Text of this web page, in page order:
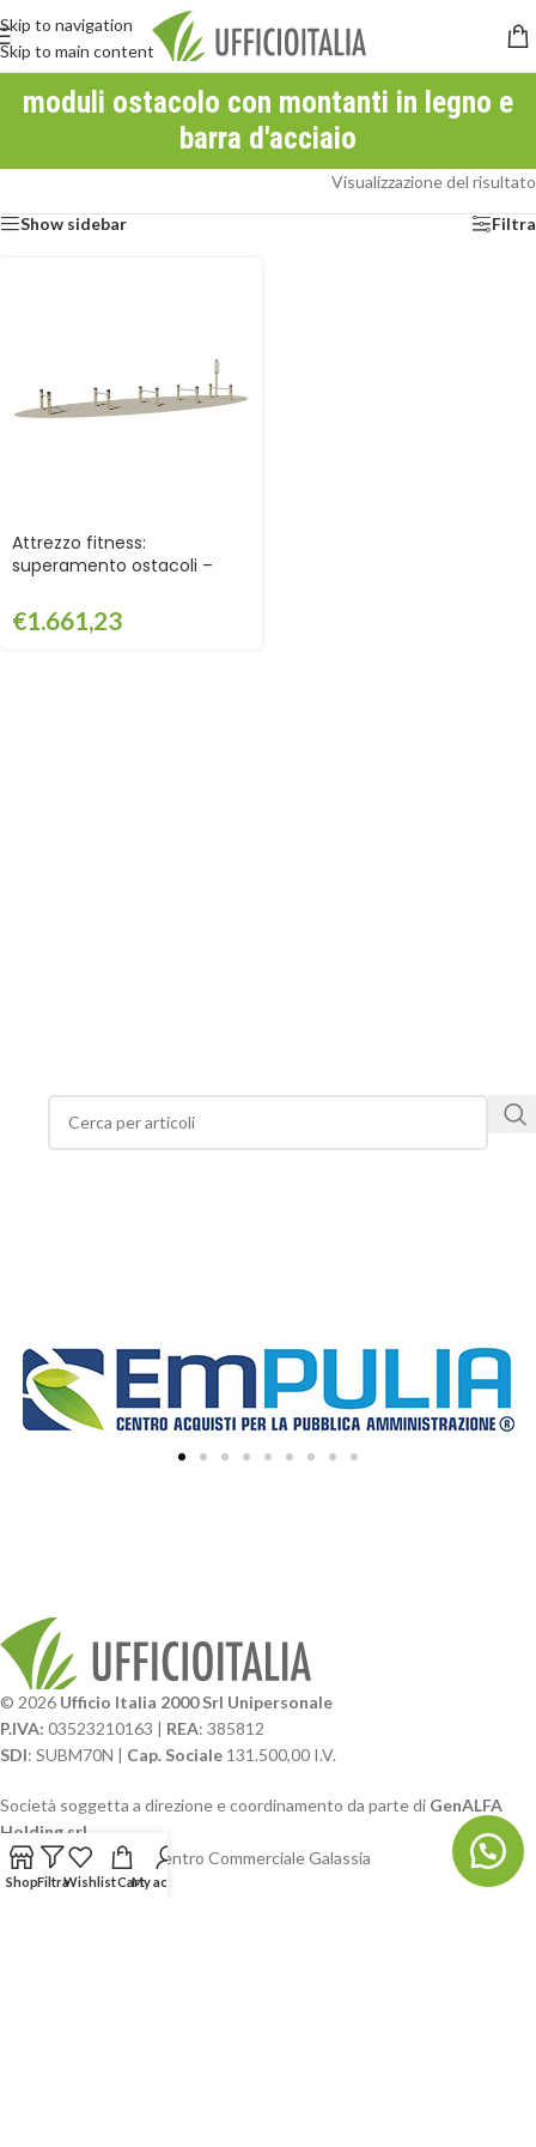
Skip to navigation
Skip to main content
moduli ostacolo con montanti in legno e
barra d'acciaio
Visualizzazione del risultato
Show sidebar Filtra
Attrezzo fitness:
superamento ostacoli –
€1.661,23
© 2026 Ufficio Italia 2000 Srl Unipersonale
P.IVA: 03523210163 | REA: 385812
SDI: SUBM70N | Cap. Sociale 131.500,00 I.V.
Società soggetta a direzione e coordinamento da parte di GenALFA
Holding srl
Via A. Ponti n. 4 – Centro Commerciale Galassia
24126 Bergamo
ShopFiltraWishlistCartMy account